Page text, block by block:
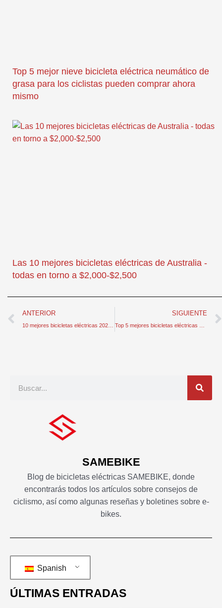
Top 5 mejor nieve bicicleta eléctrica neumático de
grasa para los ciclistas pueden comprar ahora
mismo
Las 10 mejores bicicletas eléctricas de Australia -
todas en torno a $2,000-$2,500
Anterior
ANTERIOR SIGUIENTE
SAMEBIKE
Blog de bicicletas eléctricas SAMEBIKE, donde
encontrarás todos los artículos sobre consejos de
ciclismo, así como algunas reseñas y boletines sobre e-
bikes.
Spanish
ÚLTIMAS ENTRADAS